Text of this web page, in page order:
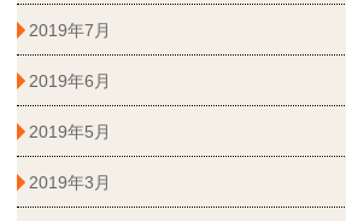
2019年7月
2019年6月
2019年5月
2019年3月